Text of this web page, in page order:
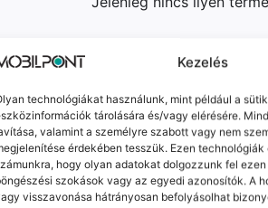
Kezelés
technológiákat használunk, mint például a
tárolására és/vagy elérésére.
valamint a személyre szabott vagy nem
érdekében tesszük. Ezen
hogy olyan adatokat dolgozzunk fel ezen
szokások vagy az egyedi azonosítók. A
visszavonása hátrányosan befolyásolhat
Szerződési Feltételek
Mobilpont Vélemények